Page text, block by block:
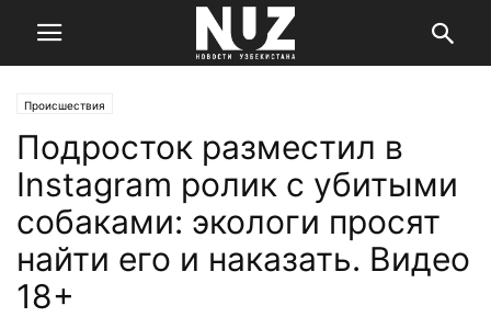
Происшествия
Подросток разместил в
Instagram ролик с убитыми
собаками: экологи просят
найти его и наказать. Видео
18+